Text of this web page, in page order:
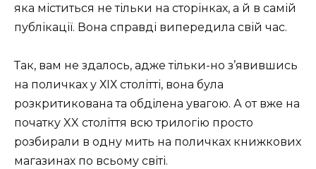
яка міститься не тільки на сторінках, а й в самій
публікації. Вона справді випередила свій час.
Так, вам не здалось, адже тільки-но з’явившись
на поличках у ХІХ столітті, вона була
розкритикована та обділена увагою. А от вже на
початку XX століття всю трилогію просто
розбирали в одну мить на поличках книжкових
магазинах по всьому світі.